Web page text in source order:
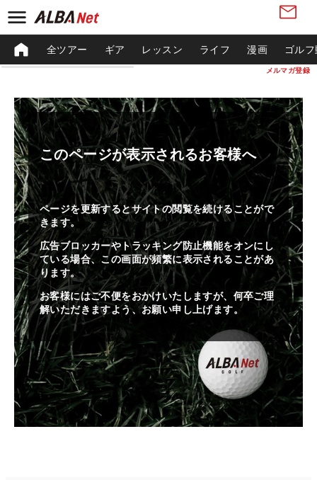
メルマガ登録
全ツアー ギア レッスン ライフ 漫画 ゴル
このページが表示されるお客様へ
ページを更新するとサイトの閲覧を続けることがで
きます。
広告ブロッカーやトラッキング防止機能をオンにし
ている場合、この画面が頻繁に表示されることがあ
ります。
お客様にはご不便をおかけいたしますが、何卒ご理
解いただきますよう、お願い申し上げます。